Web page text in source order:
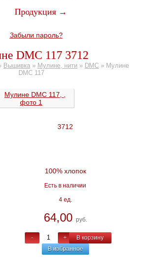
Продукция →
Забыли пароль?
DMC 117 3712
Вышивка » Мулине, нити » DMC » Мулине
DMC 117
3712
100% хлопок
Есть в наличии
4 ед.
64,00 руб.
- +
В корзину
В избранное